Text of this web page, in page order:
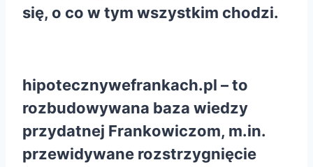
się, o co w tym wszystkim chodzi.
hipotecznywefrankach.pl – to
rozbudowywana baza wiedzy
przydatnej Frankowiczom, m.in.
przewidywane rozstrzygnięcie